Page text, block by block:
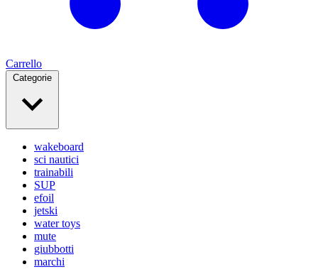
Carrello
Categorie
wakeboard
sci nautici
trainabili
SUP
efoil
jetski
water toys
mute
giubbotti
marchi